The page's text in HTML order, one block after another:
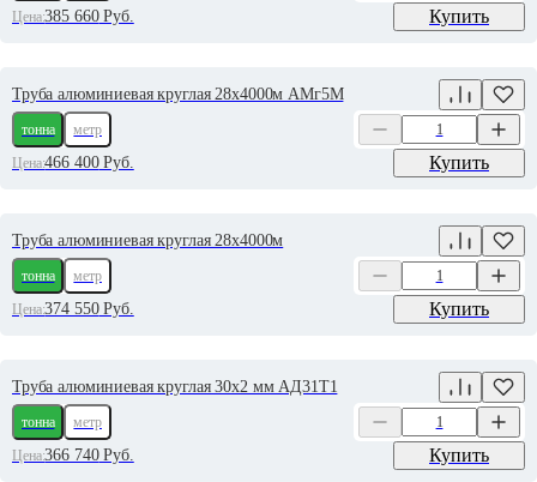
Цена:385 660Руб. Купить
Труба алюминиевая круглая 28х4000м АМг5М
тонна
метр
Цена:466 400Руб. Купить
Труба алюминиевая круглая 28х4000м
тонна
метр
Цена:374 550Руб. Купить
Труба алюминиевая круглая 30х2 мм АД31Т1
тонна
метр
Цена:366 740Руб. Купить